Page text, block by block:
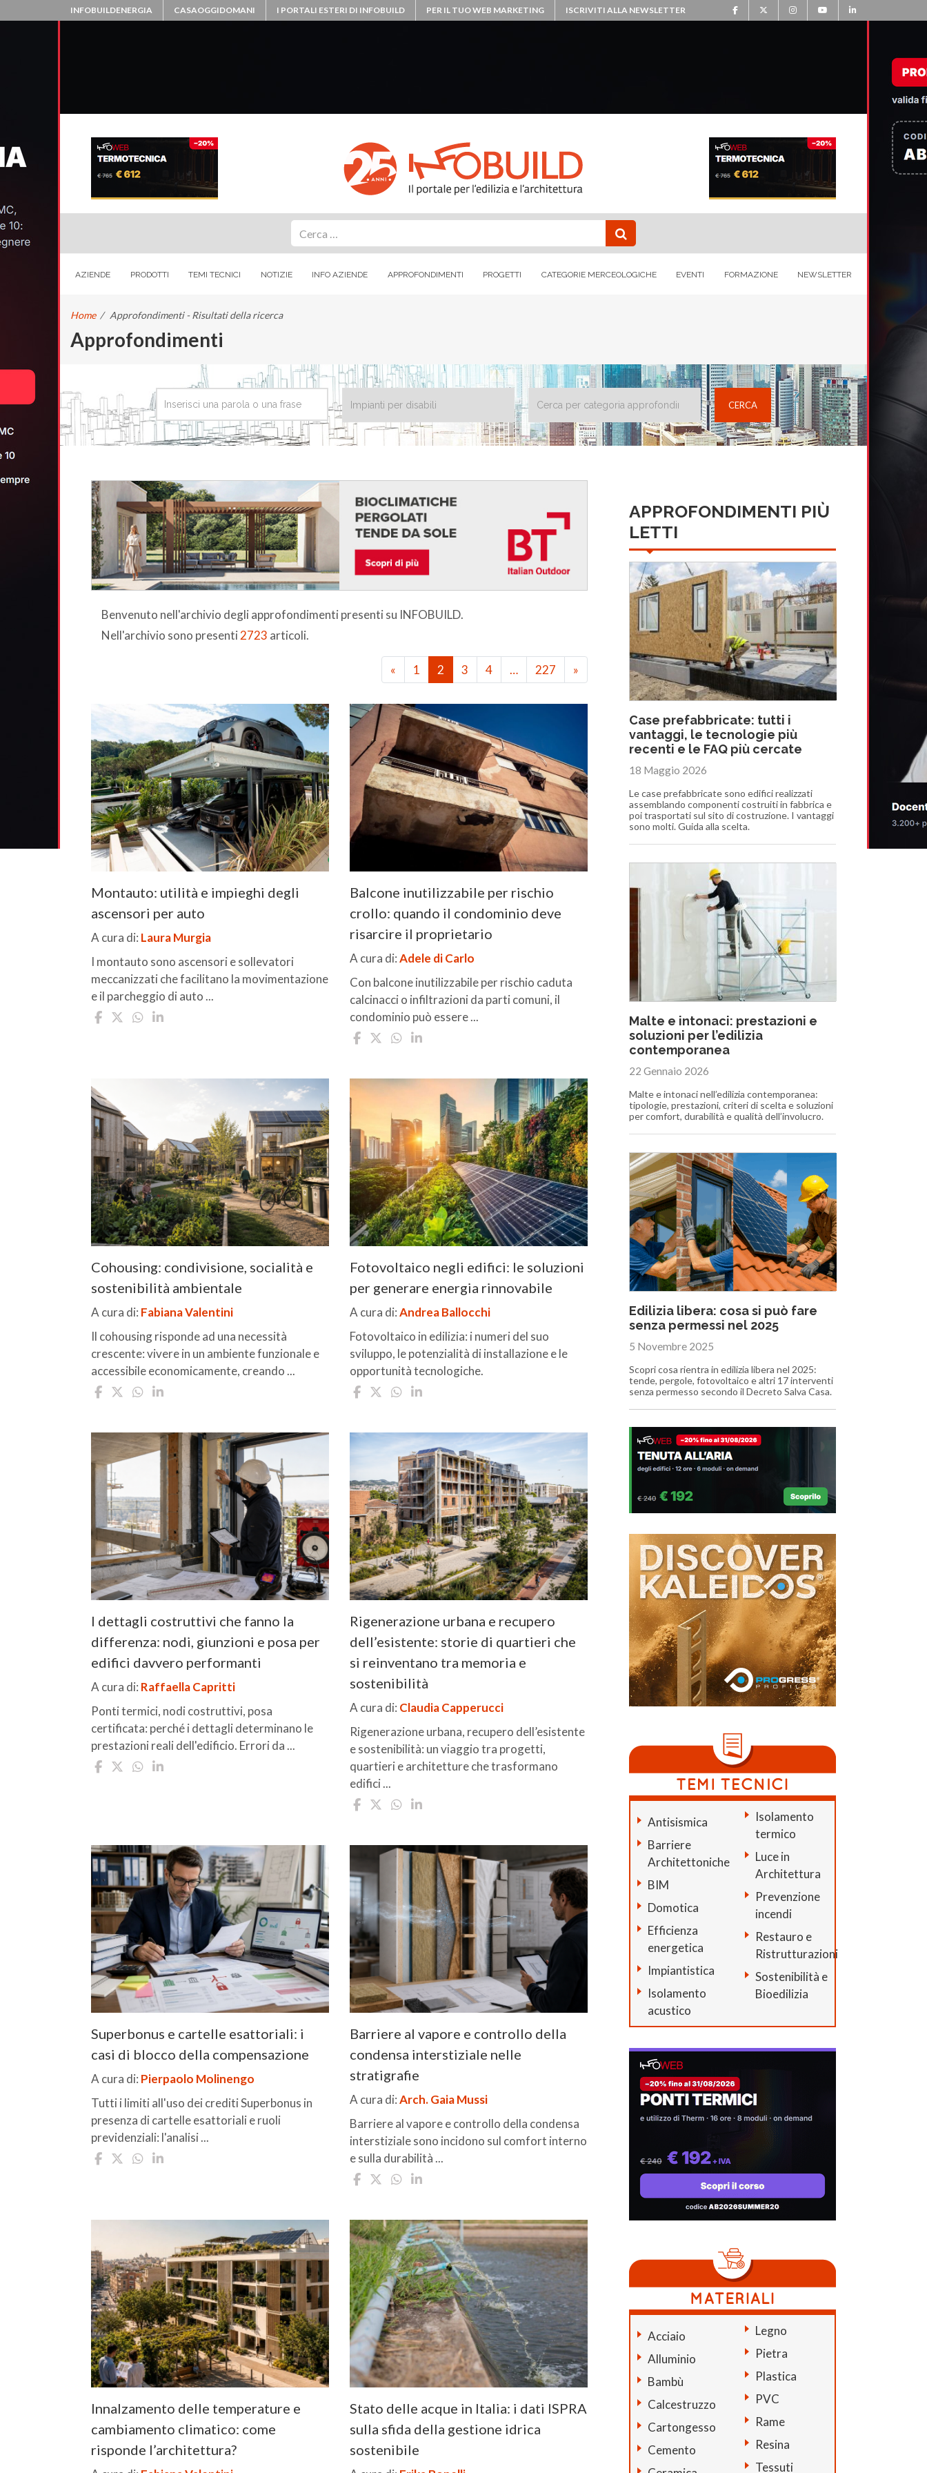
INFOBUILDENERGIA CASAOGGIDOMANI I PORTALI ESTERI DI INFOBUILD PER IL TUO WEB MARKETING ISCRIVITI ALLA NEWSLETTER
AZIENDE PRODOTTI TEMI TECNICI NOTIZIE INFO AZIENDE APPROFONDIMENTI PROGETTI CATEGORIE MERCEOLOGICHE EVENTI FORMAZIONE NEWSLETTER
Home / Approfondimenti - Risultati della ricerca
Approfondimenti
Benvenuto nell'archivio degli approfondimenti presenti su INFOBUILD.
Nell'archivio sono presenti 2723 articoli.
« 1 2 3 4 … 227 »
Montauto: utilità e impieghi degli
ascensori per auto
A cura di: Laura Murgia
I montauto sono ascensori e sollevatori
meccanizzati che facilitano la movimentazione
e il parcheggio di auto ...
Balcone inutilizzabile per rischio
crollo: quando il condominio deve
risarcire il proprietario
A cura di:Adele di Carlo
Con balcone inutilizzabile per rischio caduta
calcinacci o infiltrazioni da parti comuni, il
condominio può essere ...
Cohousing: condivisione, socialità e
sostenibilità ambientale
A cura di: Fabiana Valentini
Il cohousing risponde ad una necessità
crescente: vivere in un ambiente funzionale e
accessibile economicamente, creando ...
Fotovoltaico negli edifici: le soluzioni
per generare energia rinnovabile
A cura di:Andrea Ballocchi
Fotovoltaico in edilizia: i numeri del suo
sviluppo, le potenzialità di installazione e le
opportunità tecnologiche.
I dettagli costruttivi che fanno la
differenza: nodi, giunzioni e posa per
edifici davvero performanti
A cura di: Raffaella Capritti
Ponti termici, nodi costruttivi, posa
certificata: perché i dettagli determinano le
prestazioni reali dell'edificio. Errori da ...
Rigenerazione urbana e recupero
dell’esistente: storie di quartieri che
si reinventano tra memoria e
sostenibilità
A cura di: Claudia Capperucci
Rigenerazione urbana, recupero dell’esistente
e sostenibilità: un viaggio tra progetti,
quartieri e architetture che trasformano
edifici ...
Superbonus e cartelle esattoriali: i
casi di blocco della compensazione
A cura di: Pierpaolo Molinengo
Tutti i limiti all'uso dei crediti Superbonus in
presenza di cartelle esattoriali e ruoli
previdenziali: l'analisi ...
Barriere al vapore e controllo della
condensa interstiziale nelle
stratigrafie
A cura di:Arch. Gaia Mussi
Barriere al vapore e controllo della condensa
interstiziale sono incidono sul comfort interno
e sulla durabilità ...
Innalzamento delle temperature e
cambiamento climatico: come
risponde l’architettura?
Stato delle acque in Italia: i dati ISPRA
sulla sfida della gestione idrica
sostenibile
APPROFONDIMENTI PIÙ
LETTI
Case prefabbricate: tutti i
vantaggi, le tecnologie più
recenti e le FAQ più cercate
18 Maggio 2026
Le case prefabbricate sono edifici realizzati
assemblando componenti costruiti in fabbrica e
poi trasportati sul sito di costruzione. I vantaggi
sono molti. Guida alla scelta.
Malte e intonaci: prestazioni e
soluzioni per l’edilizia
contemporanea
22 Gennaio 2026
Malte e intonaci nell’edilizia contemporanea:
tipologie, prestazioni, criteri di scelta e soluzioni
per comfort, durabilità e qualità dell’involucro.
Edilizia libera: cosa si può fare
senza permessi nel 2025
5 Novembre 2025
Scopri cosa rientra in edilizia libera nel 2025:
tende, pergole, fotovoltaico e altri 17 interventi
senza permesso secondo il Decreto Salva Casa.
Antisismica
Barriere
Architettoniche
BIM
Domotica
Efficienza
energetica
Impiantistica
Isolamento
acustico
Isolamento
termico
Luce in
Architettura
Prevenzione
incendi
Restauro e
Ristrutturazioni
Sostenibilità e
Bioedilizia
Acciaio
Alluminio
Bambù
Calcestruzzo
Cartongesso
Cemento
Legno
Pietra
Plastica
PVC
Rame
Resina
Tessuti